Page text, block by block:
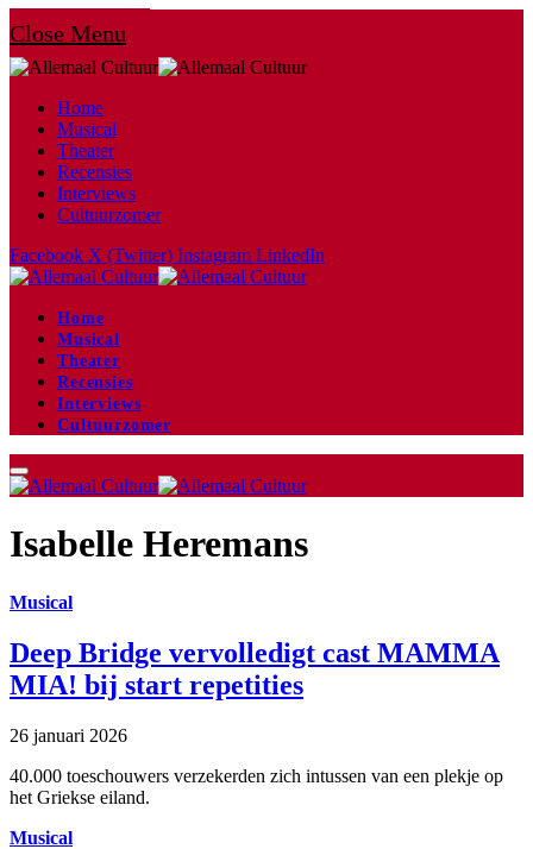
Close Menu
Home
Musical
Theater
Recensies
Interviews
Cultuurzomer
Facebook X (Twitter) Instagram LinkedIn
Home
Musical
Theater
Recensies
Interviews
Cultuurzomer
Isabelle Heremans
Musical
Deep Bridge vervolledigt cast MAMMA
MIA! bij start repetities
26 januari 2026
40.000 toeschouwers verzekerden zich intussen van een plekje op
het Griekse eiland.
Musical